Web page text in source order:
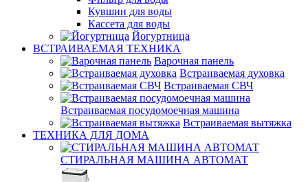
Кувшин для воды
Кассета для воды
Йогуртница
ВСТРАИВАЕМАЯ ТЕХНИКА
Варочная панель
Встраиваемая духовка
Встраиваемая СВЧ
Встраиваемая посудомоечная машина
Встраиваемая вытяжка
ТЕХНИКА ДЛЯ ДОМА
СТИРАЛЬНАЯ МАШИНА АВТОМАТ